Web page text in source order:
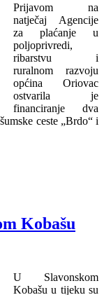
Prijavom na
natječaj Agencije
za plaćanje u
poljoprivredi,
ribarstvu i
ruralnom razvoju
općina Oriovac
ostvarila je
financiranje dva
ceste „Brdo“ i
Kobašu
U Slavonskom
Kobašu u tijeku su